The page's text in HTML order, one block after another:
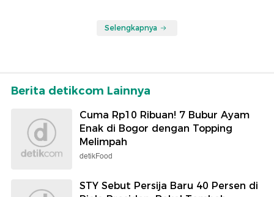
Selengkapnya
Berita detikcom Lainnya
Cuma Rp10 Ribuan! 7 Bubur Ayam
Enak di Bogor dengan Topping
Melimpah
detikFood
STY Sebut Persija Baru 40 Persen di